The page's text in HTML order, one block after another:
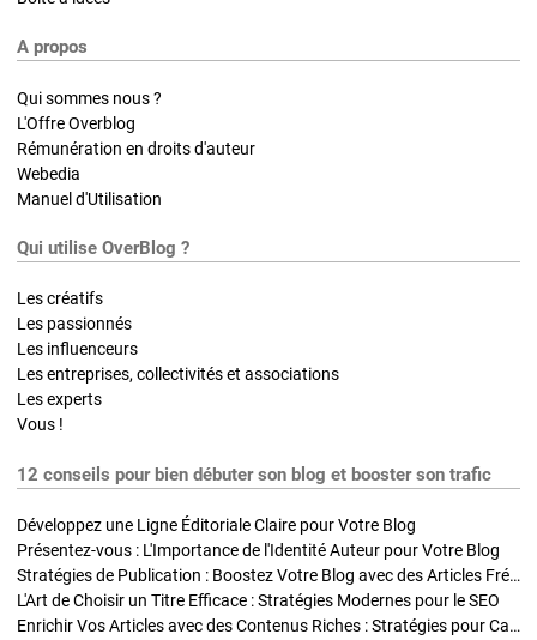
A propos
Qui sommes nous ?
L'Offre Overblog
Rémunération en droits d'auteur
Webedia
Manuel d'Utilisation
Qui utilise OverBlog ?
Les créatifs
Les passionnés
Les influenceurs
Les entreprises, collectivités et associations
Les experts
Vous !
12 conseils pour bien débuter son blog et booster son trafic
Développez une Ligne Éditoriale Claire pour Votre Blog
Présentez-vous : L'Importance de l'Identité Auteur pour Votre Blog
Stratégies de Publication : Boostez Votre Blog avec des Articles Fréquents et Exclusifs
L'Art de Choisir un Titre Efficace : Stratégies Modernes pour le SEO
Enrichir Vos Articles avec des Contenus Riches : Stratégies pour Captiver et Optimiser